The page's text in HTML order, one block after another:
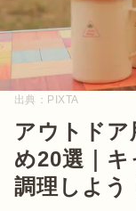
出典： PIXTA
アウトド
め20選｜
調理しよう